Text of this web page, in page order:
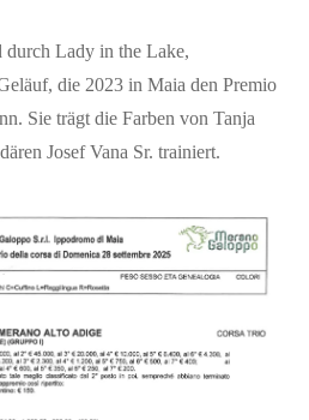
durch Lady in the Lake,
die 2023 in Maia den Premio
Sie trägt die Farben von Tanja
Josef Vana Sr. trainiert.